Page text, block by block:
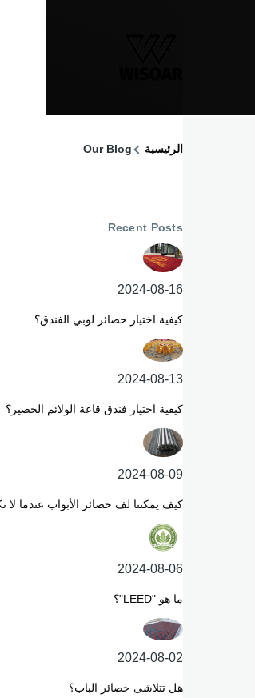
الرئيسية Our Blog
Recent Posts
2024-08-16
كيفية اختيار حصائر لوبي الفندق؟
2024-08-13
كيفية اختيار فندق قاعة الولائم الحصير؟
2024-08-09
كيف يمكننا لف حصائر الأبواب عندما لا
2024-08-06
ما هو "LEED"؟
2024-08-02
هل تتلاشى حصائر الباب؟